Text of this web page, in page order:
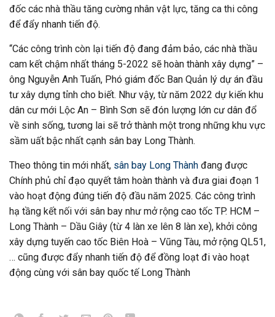
đốc các nhà thầu tăng cường nhân vật lực, tăng ca thi công
để đẩy nhanh tiến độ.
“Các công trình còn lại tiến độ đang đảm bảo, các nhà thầu
cam kết chậm nhất tháng 5-2022 sẽ hoàn thành xây dựng” –
ông Nguyễn Anh Tuấn, Phó giám đốc Ban Quản lý dự án đầu
tư xây dựng tỉnh cho biết. Như vậy, từ năm 2022 dự kiến khu
dân cư mới Lộc An – Bình Sơn sẽ đón lượng lớn cư dân đổ
về sinh sống, tương lai sẽ trở thành một trong những khu vực
sầm uất bậc nhất cạnh sân bay Long Thành.
Theo thông tin mới nhất, sân bay Long Thành đang được
Chính phủ chỉ đạo quyết tâm hoàn thành và đưa giai đoạn 1
vào hoạt động đúng tiến độ đầu năm 2025. Các công trình
hạ tầng kết nối với sân bay như mở rộng cao tốc TP. HCM –
Long Thành – Dầu Giây (từ 4 làn xe lên 8 làn xe), khởi công
xây dựng tuyến cao tốc Biên Hoà – Vũng Tàu, mở rộng QL51,
… cũng được đẩy nhanh tiến độ để đồng loạt đi vào hoạt
động cùng với sân bay quốc tế Long Thành